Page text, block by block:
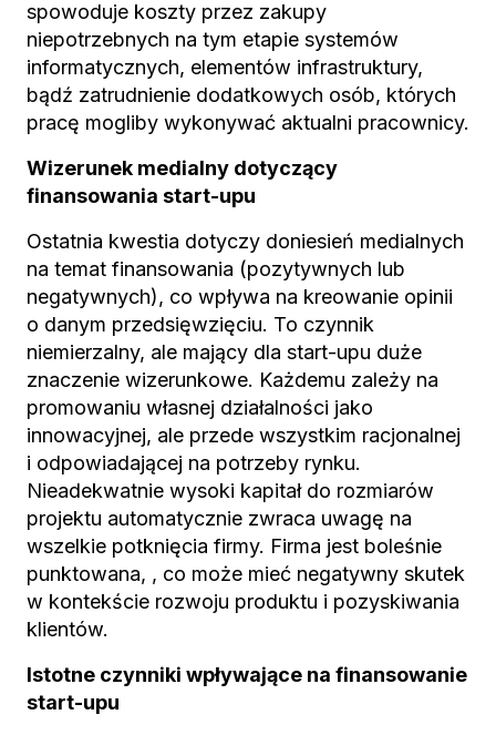
spowoduje koszty przez zakupy
niepotrzebnych na tym etapie systemów
informatycznych, elementów infrastruktury,
bądź zatrudnienie dodatkowych osób, których
pracę mogliby wykonywać aktualni pracownicy.
Wizerunek medialny dotyczący
finansowania start-upu
Ostatnia kwestia dotyczy doniesień medialnych
na temat finansowania (pozytywnych lub
negatywnych), co wpływa na kreowanie opinii
o danym przedsięwzięciu. To czynnik
niemierzalny, ale mający dla start-upu duże
znaczenie wizerunkowe. Każdemu zależy na
promowaniu własnej działalności jako
innowacyjnej, ale przede wszystkim racjonalnej
i odpowiadającej na potrzeby rynku.
Nieadekwatnie wysoki kapitał do rozmiarów
projektu automatycznie zwraca uwagę na
wszelkie potknięcia firmy. Firma jest boleśnie
punktowana, , co może mieć negatywny skutek
w kontekście rozwoju produktu i pozyskiwania
klientów.
Istotne czynniki wpływające na finansowanie
start-upu